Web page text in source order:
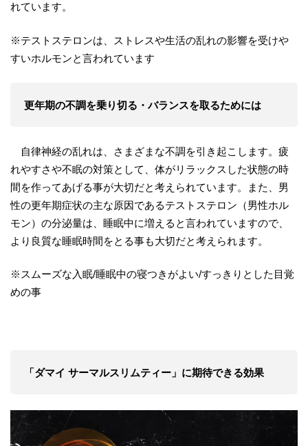
れています。
※テストステロンは、ストレスや生活の乱れの影響を受けや
すいホルモンと言われています
更年期の不調を乗り切る・バランスを取るためには
自律神経の乱れは、さまざまな不調を引き起こします。疲
れやすさや不眠の対策として、体がリラックスした状態の時
間を作ってあげる事が大切だと考えられています。また、男
性の更年期症状の主な原因であるテストステロン（男性ホル
モン）の分泌量は、睡眠中に増えると言われていますので、
より良質な睡眠時間をとる事も大切だと考えられます。
※スムーズな入眠/睡眠中の寝つきがよい/すっきりとした目覚
めの事
「ダマイ サーマルスリムティー」に期待できる効果